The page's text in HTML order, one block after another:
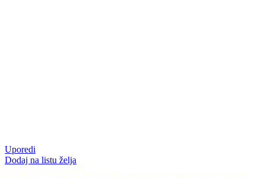
Uporedi
Dodaj na listu želja